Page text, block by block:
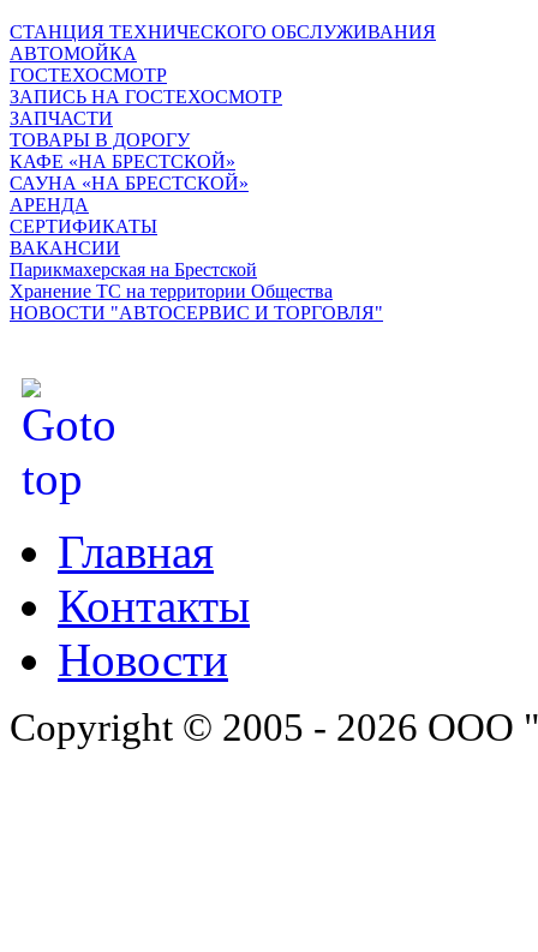
СТАНЦИЯ ТЕХНИЧЕСКОГО ОБСЛУЖИВАНИЯ
АВТОМОЙКА
ГОСТЕХОСМОТР
ЗАПИСЬ НА ГОСТЕХОСМОТР
ЗАПЧАСТИ
ТОВАРЫ В ДОРОГУ
КАФЕ «НА БРЕСТСКОЙ»
САУНА «НА БРЕСТСКОЙ»
АРЕНДА
СЕРТИФИКАТЫ
ВАКАНСИИ
Парикмахерская на Брестской
Хранение ТС на территории Общества
НОВОСТИ "АВТОСЕРВИС И ТОРГОВЛЯ"
Главная
Контакты
Новости
Copyright © 2005 - 2026 ООО